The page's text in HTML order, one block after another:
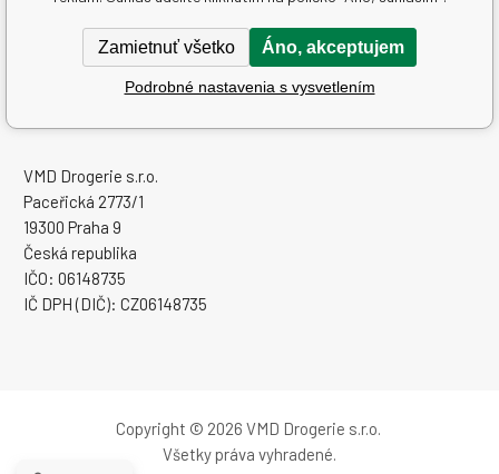
www.sampoon.sk
VMD Drogerie s.r.o.
Paceřická 2773/1
19300 Praha 9
Česká republika
IČO: 06148735
IČ DPH (DIČ): CZ06148735
Textové stránky
Copyright © 2026 VMD Drogerie s.r.o.
Všetky práva vyhradené.
Zamietnuť všetko Áno, akceptujem
Podrobné nastavenia s vysvetlením